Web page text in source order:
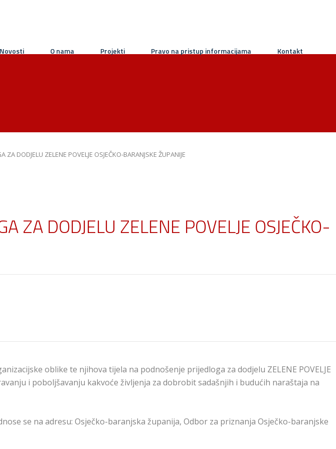
Novosti O nama Projekti Pravo na pristup informacijama Kontakt
DODJELU ZELENE POVELJE OSJEČKO-BARANJSKE ŽUPANIJE
ZA DODJELU ZELENE POVELJE OSJEČKO-
oblike te njihova tijela na podnošenje prijedloga za dodjelu ZELENE POVELJE
i poboljšavanju kakvoće življenja za dobrobit sadašnjih i budućih naraštaja na
se na adresu: Osječko-baranjska županija, Odbor za priznanja Osječko-baranjske